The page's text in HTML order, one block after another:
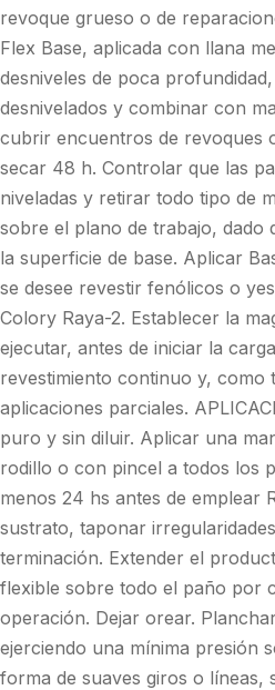
revoque grueso o de
Flex Base, aplicada con llana
desniveles de poca
desnivelados y combinar con
cubrir encuentros de revoques
secar 48 h. Controlar que las
niveladas y retirar todo tipo de
sobre el plano de trabajo, dado
la superficie de base. Aplicar
se desee revestir fenólicos o
Colory Raya-2. Establecer la
ejecutar, antes de iniciar la
revestimiento continuo y, como
aplicaciones parciales.
puro y sin diluir. Aplicar una
rodillo o con pincel a todos los
menos 24 hs antes de emplear
sustrato, taponar
terminación. Extender el
flexible sobre todo el paño por
operación. Dejar orear.
ejerciendo una mínima presión
forma de suaves giros o líneas,